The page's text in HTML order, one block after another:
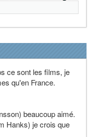
ce sont les films, je
qu'en France.
beaucoup aimé.
Hanks) je crois que